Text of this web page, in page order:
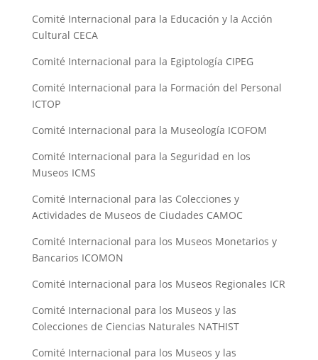
Comité Internacional para la Educación y la Acción
Cultural CECA
Comité Internacional para la Egiptología CIPEG
Comité Internacional para la Formación del Personal
ICTOP
Comité Internacional para la Museología ICOFOM
Comité Internacional para la Seguridad en los
Museos ICMS
Comité Internacional para las Colecciones y
Actividades de Museos de Ciudades CAMOC
Comité Internacional para los Museos Monetarios y
Bancarios ICOMON
Comité Internacional para los Museos Regionales ICR
Comité Internacional para los Museos y las
Colecciones de Ciencias Naturales NATHIST
Comité Internacional para los Museos y las